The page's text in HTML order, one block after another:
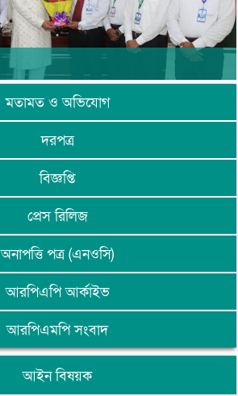
.
মতামত ও অভিযোগ
দরপত্র
বিজ্ঞপ্তি
প্রেস রিলিজ
অনাপত্তি পত্র (এনওসি)
আরপিএপি আর্কাইভ
আরপিএমপি সংবাদ
আইন বিষয়ক